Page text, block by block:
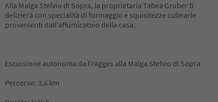
Alla Malga Stelvio di Sopra, la proprietaria Tabea Gruber ti
delizierà con specialità di formaggio e squisitezze culinarie
provenienti dall'affumicatoio della casa.
Escursione autonoma da Fragges alla Malga Stelvio di Sopra
Percorso: 3,6 km